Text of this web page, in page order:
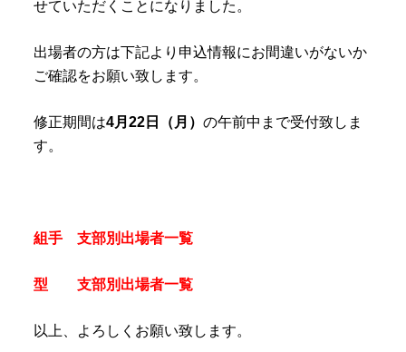
せていただくことになりました。
出場者の方は下記より申込情報にお間違いがないか
ご確認をお願い致します。
修正期間は4月22日（月） の午前中まで受付致しま
す。
組手 支部別出場者一覧
型 支部別出場者一覧
以上、よろしくお願い致します。